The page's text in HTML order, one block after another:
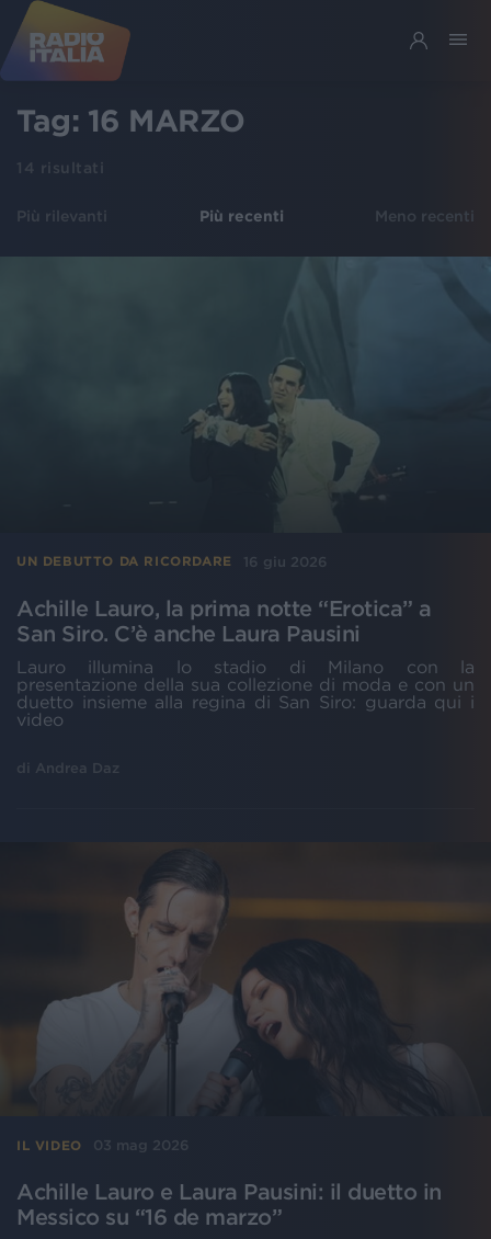
Tag: 16 MARZO
14 risultati
Più rilevanti Più recenti Meno recenti
UN DEBUTTO DA RICORDARE 16 giu 2026
Achille Lauro, la prima notte “Erotica” a
San Siro. C’è anche Laura Pausini
Lauro illumina lo stadio di Milano con la
presentazione della sua collezione di moda e con un
duetto insieme alla regina di San Siro: guarda qui i
video
di Andrea Daz
IL VIDEO 03 mag 2026
Achille Lauro e Laura Pausini: il duetto in
Messico su “16 de marzo”